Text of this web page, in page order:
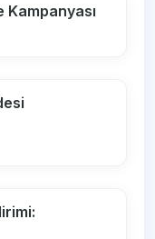
Kampanyası